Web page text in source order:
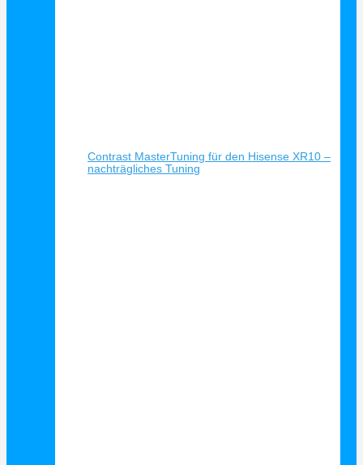
Contrast MasterTuning für den Hisense XR10 –
nachträgliches Tuning